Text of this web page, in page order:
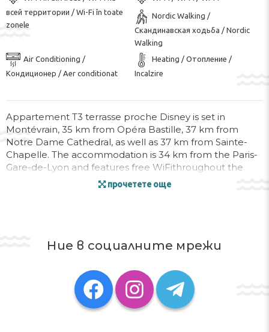
всей территории / Wi-Fi în toate
zonele
Nordic Walking /
Скандинавская ходьба / Nordic
Walking
Air Conditioning /
Кондиционер / Aer conditionat
Heating / Отопление /
Incalzire
Appartement T3 terrasse proche Disney is set in
Montévrain, 35 km from Opéra Bastille, 37 km from
Notre Dame Cathedral, as well as 37 km from Sainte-
Chapelle. The accommodation is 34 km from the Paris-
Gare-de-Lyon and features free WiFithroughout the
a hair dryer. Towels and bed linen are featured in the
Staff at the apartment are available to provide
information at the 24-hour front desk.
прочетете още
Ние в социалните мрежи